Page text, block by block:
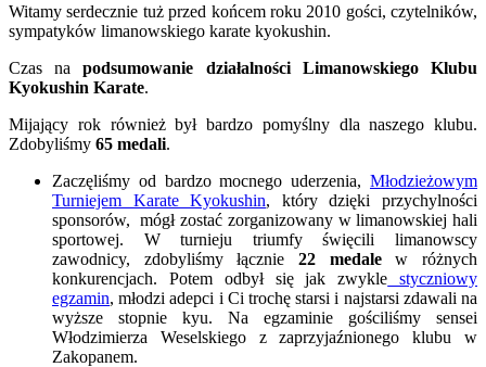
Witamy serdecznie tuż przed końcem roku 2010 gości, czytelników,
sympatyków limanowskiego karate kyokushin.
Czas napodsumowanie działalności Limanowskiego Klubu
Kyokushin Karate.
Mijający rok również był bardzo pomyślny dla naszego klubu.
Zdobyliśmy 65 medali.
Zaczęliśmy od bardzo mocnego uderzenia, Młodzieżowym
Turniejem Karate Kyokushin, który dzięki przychylności
sponsorów, mógł zostać zorganizowany w limanowskiej hali
sportowej. W turnieju triumfy święcili limanowscy
zawodnicy, zdobyliśmy łącznie 22 medalew różnych
konkurencjach. Potem odbył się jak zwykle styczniowy
egzamin, młodzi adepci i Ci trochę starsi i najstarsi zdawali na
wyższe stopnie kyu. Na egzaminie gościliśmy sensei
Włodzimierza Weselskiego z zaprzyjaźnionego klubu w
Zakopanem.